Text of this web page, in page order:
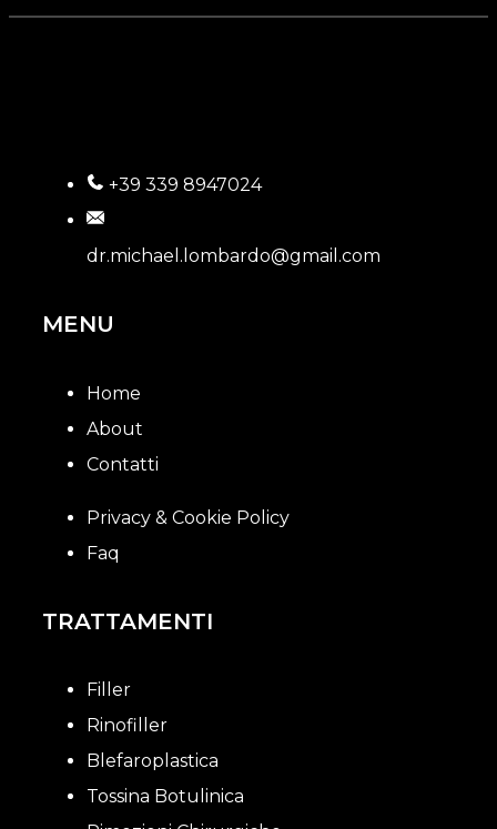
+39 339 8947024
dr.michael.lombardo@gmail.com
MENU
Home
About
Contatti
Privacy & Cookie Policy
Faq
TRATTAMENTI
Filler
Rinofiller
Blefaroplastica
Tossina Botulinica